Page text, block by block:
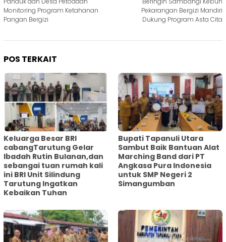
Monitoring Program Ketahanan
Pangan Bergizi
Pekarangan Bergizi Mandiri
Dukung Program Asta Cita
POS TERKAIT
Keluarga Besar BRI
cabangTarutung Gelar
Ibadah Rutin Bulanan,dan
sebangai tuan rumah kali
ini BRI Unit Silindung
Tarutung Ingatkan
Kebaikan Tuhan
Bupati Tapanuli Utara
Sambut Baik Bantuan Alat
Marching Band dari PT
Angkasa Pura Indonesia
untuk SMP Negeri 2
Simangumban